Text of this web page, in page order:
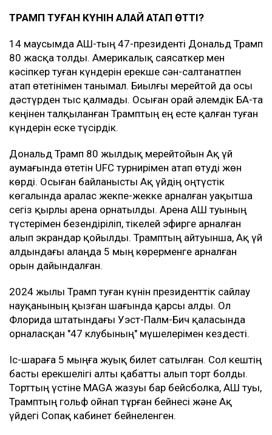
ТРАМП ТУҒАН КҮНІН ҚАЛАЙ АТАП ӨТТІ?
14 маусымда АҚШ-тың 47-президенті Дональд Трамп
80 жасқа толды. Америкалық саясаткер мен
кәсіпкер туған күндерін ерекше сән-салтанатпен
атап өтетінімен танымал. Биылғы мерейтой да осы
дәстүрден тыс қалмады. Осыған орай әлемдік БАҚ-та
кеңінен талқыланған Трамптың ең есте қалған туған
күндерін еске түсірдік.
Дональд Трамп 80 жылдық мерейтойын Ақ үй
аумағында өтетін UFC турнирімен атап өтуді жөн
көрді. Осыған байланысты Ақ үйдің оңтүстік
көгалында аралас жекпе-жекке арналған уақытша
сегіз қырлы арена орнатылды. Арена АҚШ туының
түстерімен безендіріліп, тікелей эфирге арналған
алып экрандар қойылды. Трамптың айтуынша, Ақ үй
алдындағы алаңда 5 мың көрерменге арналған
орын дайындалған.
2024 жылы Трамп туған күнін президенттік сайлау
науқанының қызған шағында қарсы алды. Ол
Флорида штатындағы Уэст-Палм-Бич қаласында
орналасқан "47 клубының" мүшелерімен кездесті.
Іс-шараға 5 мыңға жуық билет сатылған. Сол кештің
басты ерекшелігі алты қабатты алып торт болды.
Торттың үстіне MAGA жазуы бар бейсболка, АҚШ туы,
Трамптың гольф ойнап тұрған бейнесі және Ақ
үйдегі Сопақ кабинет бейнеленген.